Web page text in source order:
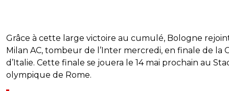
Grâce à cette large victoire au cumulé, Bologne
Milan AC, tombeur de l’Inter mercredi, en finale de la
d’Italie. Cette finale se jouera le 14 mai prochain au
olympique de Rome.